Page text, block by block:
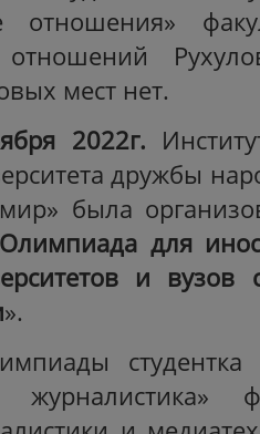
отношения»
отношений
мест нет.
2022г.
дружбы
была
для
и вузов
».
студентка
журналистика»